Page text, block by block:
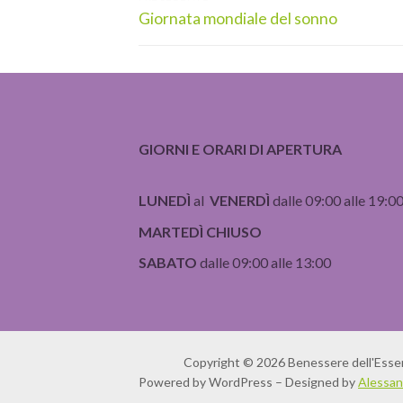
articoli
Articolo
Giornata mondiale del sonno
GIORNI E ORARI DI APERTURA
LUNEDÌ al VENERDÌ dalle 09:00 alle 19:00
MARTEDÌ CHIUSO
SABATO dalle 09:00 alle 13:00
Copyright © 2026 Benessere
Powered by WordPress – Designed by